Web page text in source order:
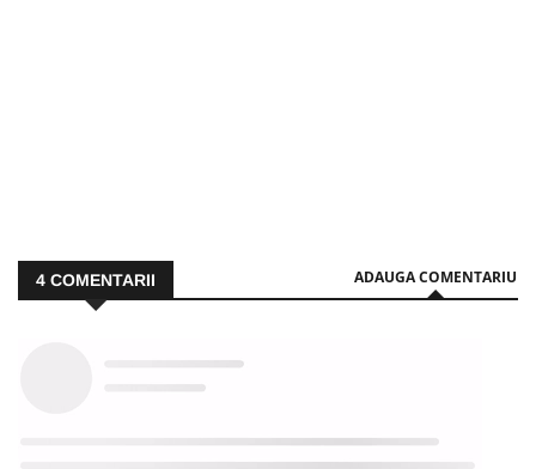
4 COMENTARII ADAUGA COMENTARIU